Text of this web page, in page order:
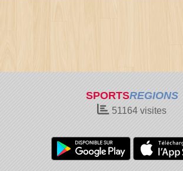
SPORTSREGIONS
51164 visites